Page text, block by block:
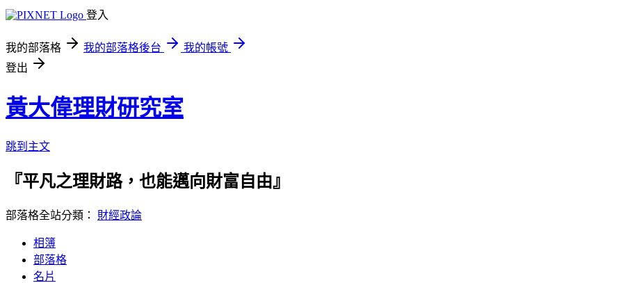
登入
我的部落格 我的部落格後台
我的帳號
登出
黃大偉理財研究室
跳到主文
『平凡之理財路，也能邁向財富自由』
部落格全站分類： 財經政論
相簿
部落格
名片